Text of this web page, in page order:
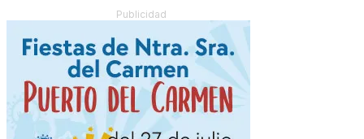
Publicidad